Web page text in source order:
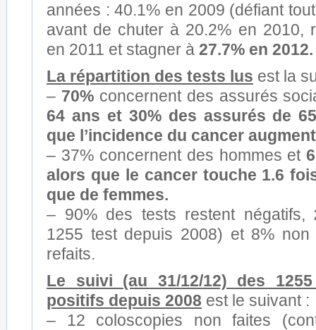
années : 40.1% en 2009 (défiant
avant de chuter à 20.2% en 2010,
en 2011 et stagner à 27.7% en 2012.
La répartition des tests lus est la
– 70%concernent des assurés
64 ans et 30% des assurés de
que l’incidence du cancer
– 37% concernent des hommes et
alors que le cancer touche 1.6
que de femmes.
– 90% des tests restent négatifs,
1255 test depuis 2008) et 8% non
refaits.
Le suivi (au 31/12/12) des
positifs depuis 2008 est le suivant :
– 12 coloscopies non faites